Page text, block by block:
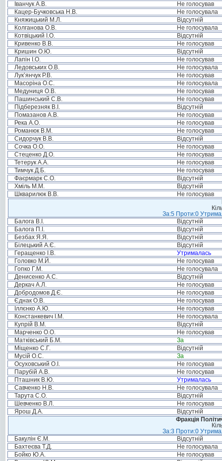
Іванчук А.В.
Не голосував
Кацер-Бучковська Н.В.
Не голосувала
Княжицький М.Л.
Відсутній
Колганова О.В.
Не голосувала
Котвіцький І.О.
Відсутній
Кривенко В.В.
Не голосував
Кришин О.Ю.
Відсутній
Лапін І.О.
Не голосував
Ледовських О.В.
Не голосувала
Лук’янчук Р.В.
Не голосував
Масоріна О.С.
Не голосувала
Медуниця О.В.
Не голосував
Пашинський С.В.
Не голосував
Підберезняк В.І.
Відсутній
Помазанов А.В.
Не голосував
Река А.О.
Не голосував
Романюк В.М.
Не голосував
Сидорчук В.В.
Відсутній
Сочка О.О.
Не голосував
Стеценко Д.О.
Не голосував
Тетерук А.А.
Не голосував
Тимчук Д.Б.
Не голосував
Фаєрмарк С.О.
Відсутній
Хміль М.М.
Відсутній
Шкварилюк В.В.
Не голосував
За:5 Проти:0
Балога В.І.
Відсутній
Балога П.І.
Відсутній
Безбах Я.Я.
Відсутній
Білецький А.Є.
Відсутній
Геращенко І.В.
Утрималась
Головко М.Й.
Не голосував
Гопко Г.М.
Не голосувала
Денисенко А.С.
Відсутній
Деркач А.Л.
Не голосував
Добродомов Д.Є.
Не голосував
Єднак О.В.
Не голосував
Іллєнко А.Ю.
Не голосував
Констанкевич І.М.
Не голосувала
Купрій В.М.
Відсутній
Марченко О.О.
Не голосував
Матківський Б.М.
За
Міщенко С.Г.
Відсутній
Мусій О.С.
За
Осуховський О.І.
Не голосував
Парубій А.В.
Не голосував
Пташник В.Ю.
Утрималась
Савченко Н.В.
Не голосувала
Тарута С.О.
Відсутній
Шевченко В.Л.
Не голосував
Ярош Д.А.
Відсутній
Фракція
За:3 Проти:0
Бакулін Є.М.
Відсутній
Бахтеєва Т.Д.
Не голосувала
Бойко Ю.А.
Не голосував